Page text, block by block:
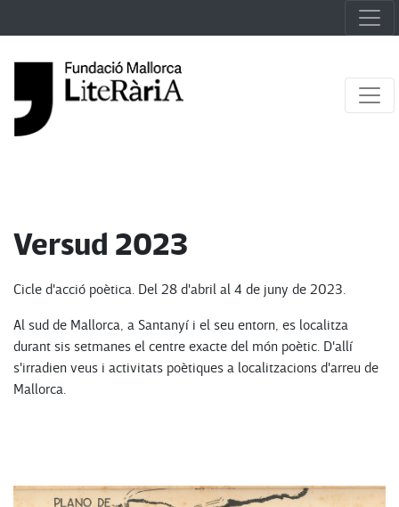
Versud 2023
Cicle d'acció poètica. Del 28 d'abril al 4 de juny de 2023.
Al sud de Mallorca, a Santanyí i el seu entorn, es localitza
durant sis setmanes el centre exacte del món poètic. D'allí
s'irradien veus i activitats poètiques a localitzacions d'arreu de
Mallorca.